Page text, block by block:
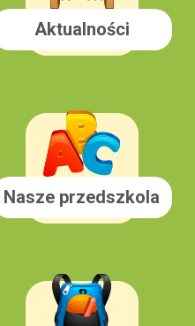
Aktualności
Nasze przedszkola